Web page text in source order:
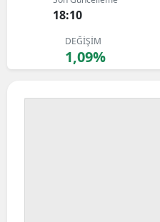
18:10
DEĞİŞİM
1,09%